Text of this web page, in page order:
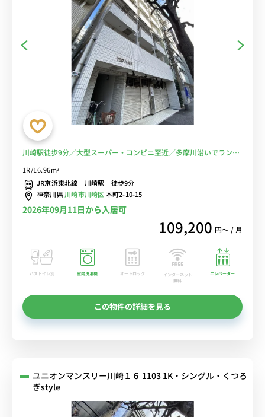
川崎駅徒歩9分／大型スーパー・コンビニ至近／多摩川沿いでランニ
1R/16.96m²
JR京浜東北線 川崎駅 徒歩9分
神奈川県川崎市川崎区本町2-10-15
2026年09月11日から入居可
109,200 円〜 / 月
バストイレ別 室内洗濯機 オートロック
インターネット
無料
エレベーター
この物件の詳細を見る
ユニオンマンスリー川崎１６ 1103 1K・シングル・くつろ
ぎstyle